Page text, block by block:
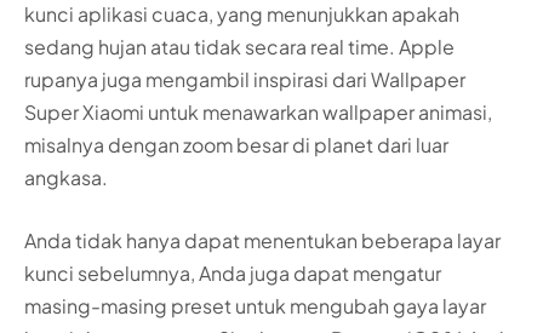
kunci aplikasi cuaca, yang menunjukkan apakah
sedang hujan atau tidak secara real time. Apple
rupanya juga mengambil inspirasi dari Wallpaper
Super Xiaomi untuk menawarkan wallpaper animasi,
misalnya dengan zoom besar di planet dari luar
angkasa.
Anda tidak hanya dapat menentukan beberapa layar
kunci sebelumnya, Anda juga dapat mengatur
masing-masing preset untuk mengubah gaya layar